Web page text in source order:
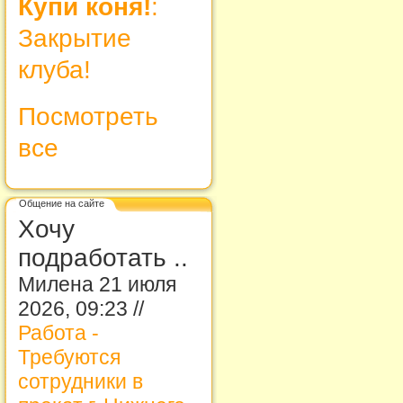
Купи коня!:
Закрытие
клуба!
Посмотреть
все
Общение на сайте
Хочу
подработать ..
Милена 21 июля
2026, 09:23 //
Работа -
Требуются
сотрудники в